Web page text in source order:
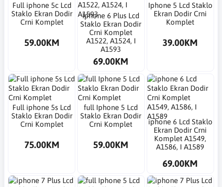
Full ​iphone 5c Lcd
Staklo Ekran Dodir
Crni Komplet
59.00KM
Iphone 6 Plus Lcd
Staklo Ekran Dodir
Crni Komplet
A1522, A1524, I
A1593
69.00KM
Iphone 5 Lcd Staklo
Ekran Dodir Crni
Komplet
39.00KM
Full ​iphone 5s Lcd
Staklo Ekran Dodir
Crni Komplet
75.00KM
​full Iphone 5 Lcd
Staklo Ekran Dodir
Crni Komplet
59.00KM
​iphone 6 Lcd Staklo
Ekran Dodir Crni
Komplet A1549,
A1586, I A1589
69.00KM